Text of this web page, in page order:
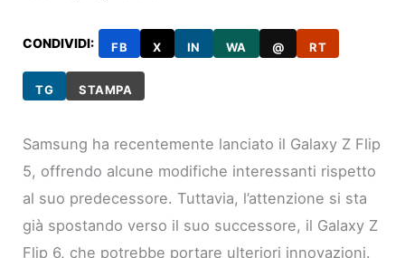
CONDIVIDI: FB X IN WA @ RT
TG STAMPA
Samsung ha recentemente lanciato il Galaxy Z Flip
5, offrendo alcune modifiche interessanti rispetto
al suo predecessore. Tuttavia, l’attenzione si sta
già spostando verso il suo successore, il Galaxy Z
Flip 6, che potrebbe portare ulteriori innovazioni.